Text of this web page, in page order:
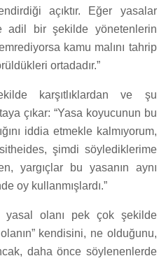
açıktır. Eğer yasalar
adil bir şekilde yönetenlerin
kamu malını tahrip
ortadadır.”
karşıtlıklardan ve şu
çıkar: “Yasa koyucunun bu
iddia etmekle kalmıyorum,
şimdi söylediklerime
yargıçlar bu yasanın aynı
oy kullanmışlardı.”
yasal olanı pek çok şekilde
kendisini, ne olduğunu,
daha önce söylenenlerde